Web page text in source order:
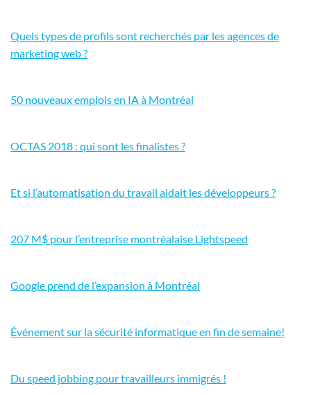
Quels types de profils sont recherchés par les agences de
marketing web ?
50 nouveaux emplois en IA à Montréal
OCTAS 2018 : qui sont les finalistes ?
Et si l’automatisation du travail aidait les développeurs ?
207 M$ pour l’entreprise montréalaise Lightspeed
Google prend de l’expansion à Montréal
Événement sur la sécurité informatique en fin de semaine!
Du speed jobbing pour travailleurs immigrés !